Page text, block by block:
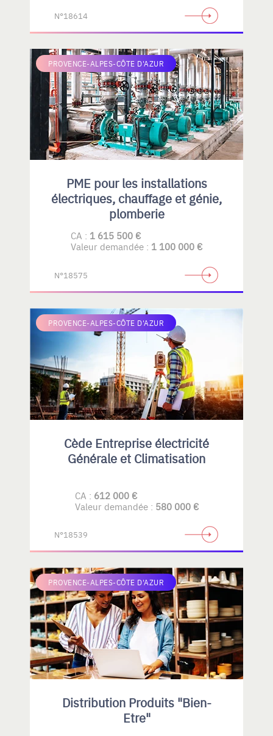
N°18614
PROVENCE-ALPES-CÔTE D'AZUR
PME pour les installations
électriques, chauffage et génie,
plomberie
CA : 1 615 500 €
Valeur demandée : 1 100 000 €
N°18575
PROVENCE-ALPES-CÔTE D'AZUR
Cède Entreprise électricité
Générale et Climatisation
CA : 612 000 €
Valeur demandée : 580 000 €
N°18539
PROVENCE-ALPES-CÔTE D'AZUR
Distribution Produits "Bien-
Etre"